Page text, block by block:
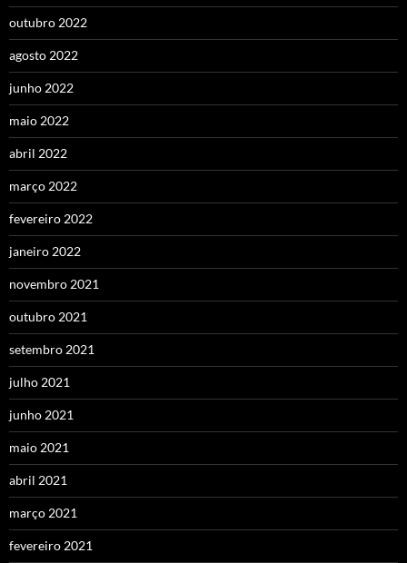
outubro 2022
agosto 2022
junho 2022
maio 2022
abril 2022
março 2022
fevereiro 2022
janeiro 2022
novembro 2021
outubro 2021
setembro 2021
julho 2021
junho 2021
maio 2021
abril 2021
março 2021
fevereiro 2021